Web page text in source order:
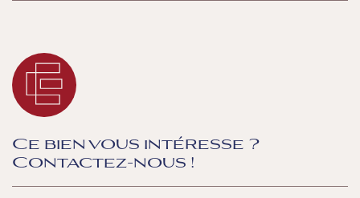
Ce bien vous intéresse ?
Contactez-nous !